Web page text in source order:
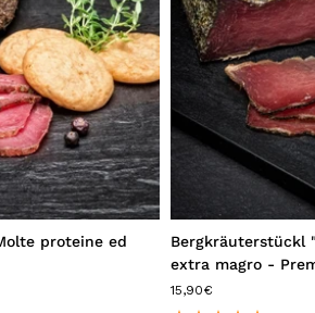
proteine ed
Bergkräuterstückl
extra magro -
15,90€